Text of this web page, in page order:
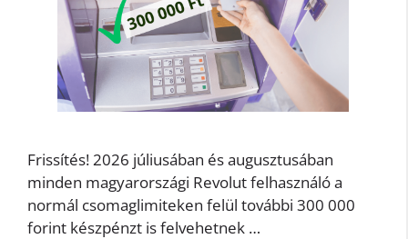
Frissítés! 2026 júliusában és augusztusában
minden magyarországi Revolut felhasználó a
normál csomaglimiteken felül további 300 000
forint készpénzt is felvehetnek …